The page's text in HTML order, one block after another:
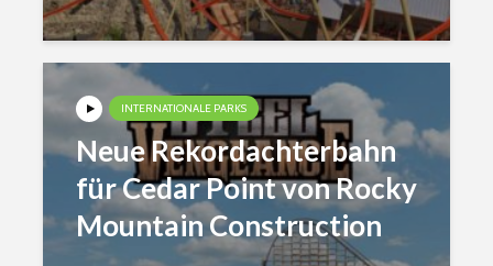
INTERNATIONALE PARKS
Neue Rekordachterbahn
für Cedar Point von Rocky
Mountain Construction